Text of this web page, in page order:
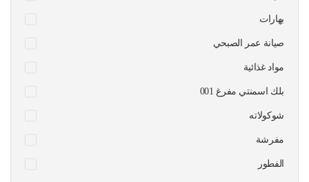
بهارات
صيانة عمر الصبحي
مواد غذائية
بلك اسمنتي مفرغ 001
شوكولاته
مفرشة
الفطور